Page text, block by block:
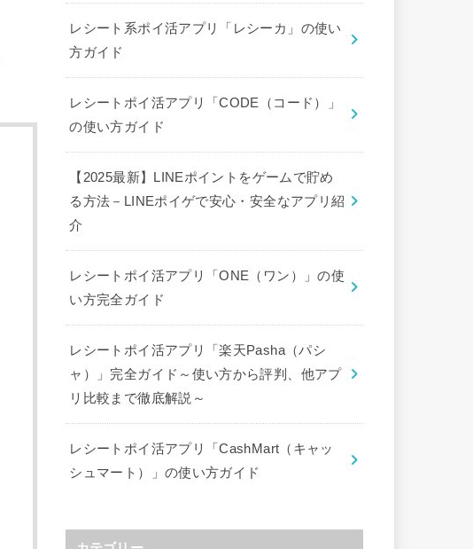
レシート系ポイ活アプリ「レシーカ」の使い
方ガイド
レシートポイ活アプリ「CODE（コード）」
の使い方ガイド
【2025最新】LINEポイントをゲームで貯め
る方法－LINEポイゲで安心・安全なアプリ紹
介
レシートポイ活アプリ「ONE（ワン）」の使
い方完全ガイド
レシートポイ活アプリ「楽天Pasha（パシ
ャ）」完全ガイド～使い方から評判、他アプ
リ比較まで徹底解説～
レシートポイ活アプリ「CashMart（キャッ
シュマート）」の使い方ガイド